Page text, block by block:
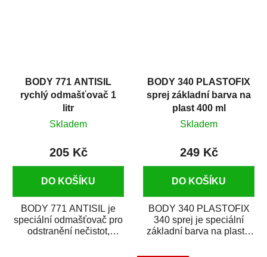
BODY 771 ANTISIL
rychlý odmašťovač 1
litr
Skladem
205 Kč
DO KOŠÍKU
BODY 771 ANTISIL je
speciální odmašťovač pro
odstranění nečistot,
BODY 340 PLASTOFIX
sprej základní barva na
plast 400 ml
Skladem
249 Kč
DO KOŠÍKU
BODY 340 PLASTOFIX
340 sprej je speciální
základní barva na plasty,
vrchních...